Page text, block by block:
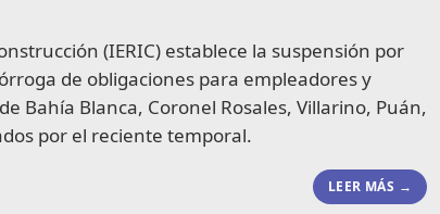
(IERIC) establece la suspensión por
de obligaciones para empleadores y
Bahía Blanca, Coronel Rosales, Villarino, Puán,
por el reciente temporal.
LEER MÁS →